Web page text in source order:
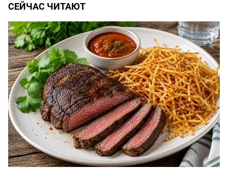
СЕЙЧАС ЧИТАЮТ